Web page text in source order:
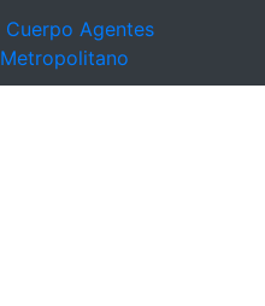
Cuerpo Agentes
Metropolitano